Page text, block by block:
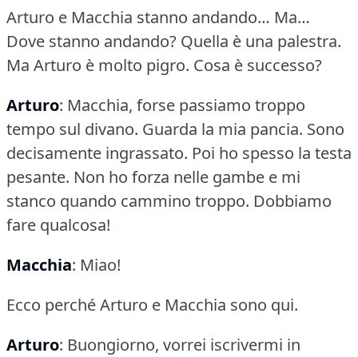
Arturo e Macchia stanno andando… Ma…
Dove stanno andando? Quella è una palestra.
Ma Arturo è molto pigro. Cosa è successo?
Arturo: Macchia, forse passiamo troppo
tempo sul divano. Guarda la mia pancia. Sono
decisamente ingrassato. Poi ho spesso la testa
pesante. Non ho forza nelle gambe e mi
stanco quando cammino troppo. Dobbiamo
fare qualcosa!
Macchia: Miao!
Ecco perché Arturo e Macchia sono qui.
Arturo: Buongiorno, vorrei iscrivermi in